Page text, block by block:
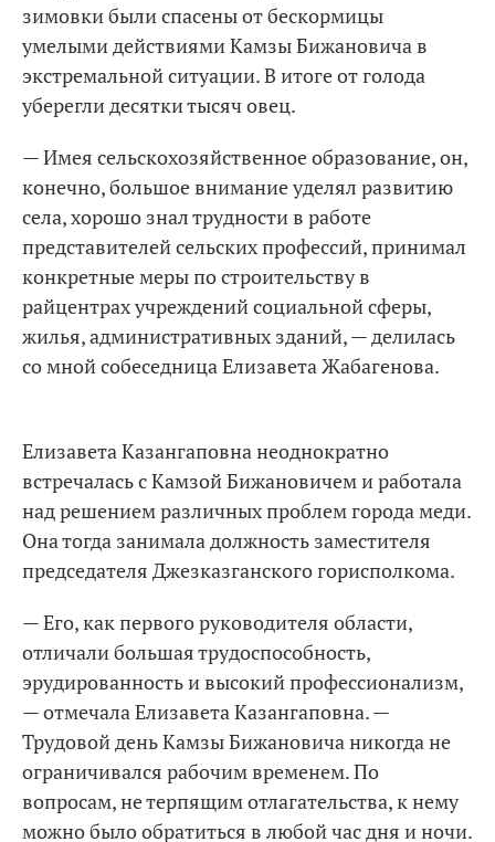
зимовки были спасены от бескормицы
умелыми действиями Камзы Бижановича в
экстремальной ситуации. В итоге от голода
уберегли десятки тысяч овец.
— Имея сельскохозяйственное образование, он,
конечно, большое внимание уделял развитию
села, хорошо знал трудности в работе
представителей сельских профессий, принимал
конкретные меры по строительству в
райцентрах учреждений социальной сферы,
жилья, административных зданий, — делилась
со мной собеседница Елизавета Жабагенова.
Елизавета Казангаповна неоднократно
встречалась с Камзой Бижановичем и работала
над решением различных проблем города меди.
Она тогда занимала должность заместителя
председателя Джезказганского горисполкома.
— Его, как первого руководителя области,
отличали большая трудоспособность,
эрудированность и высокий профессионализм,
— отмечала Елизавета Казангаповна. —
Трудовой день Камзы Бижановича никогда не
ограничивался рабочим временем. По
вопросам, не терпящим отлагательства, к нему
можно было обратиться в любой час дня и ночи.